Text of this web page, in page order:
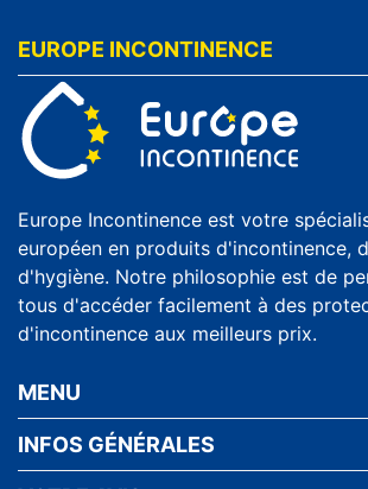
EUROPE INCONTINENCE
Europe Incontinence est votre
européen en produits d'incontinence,
d'hygiène. Notre philosophie est de
tous d'accéder facilement à des
d'incontinence aux meilleurs prix.
MENU
INFOS GÉNÉRALES